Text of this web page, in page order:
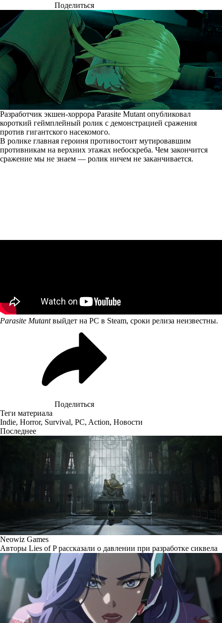
Поделиться
Разработчик экшен-хоррора Parasite Mutant опубликовал
короткий геймплейный ролик с демонстрацией сражения
против гигантского насекомого.
В ролике главная героиня противостоит мутировавшим
противникам на верхних этажах небоскреба. Чем закончится
сражение мы не знаем — ролик ничем не заканчивается.
Parasite Mutantвыйдет на PC в Steam, сроки релиза неизвестны.
Поделиться
Теги материала
Indie, Horror, Survival, PC, Action, Новости
Последнее
Neowiz Games
Авторы Lies of P рассказали о давлении при разработке сиквела